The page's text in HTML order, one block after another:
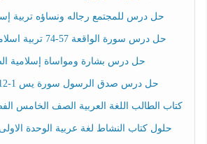
حل درس للمجتمع رجاله ونساؤه تربية
حل درس سورة الواقعة 57-74 تربية اسلامية الصف التاسع
حل درس بشارة ومواساة إسلامية
حل درس صدق الرسول سورة يس 1-12 إسلامية ثامن
كتاب الطالب اللغة العربية الصف الخامس الفصل
حلول كتاب النشاط لغة عربية الوحدة